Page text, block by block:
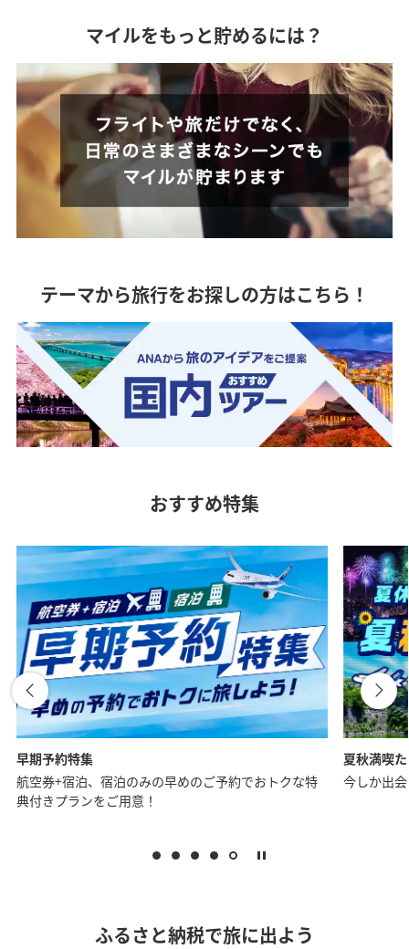
マイルをもっと貯めるには？
テーマから旅行をお探しの方はこちら！
おすすめ特集
夏秋満喫たび特集
今しか出会えない、思い出に残る旅へ。
お一人様
夏の予約
ふるさと納税で旅に出よう